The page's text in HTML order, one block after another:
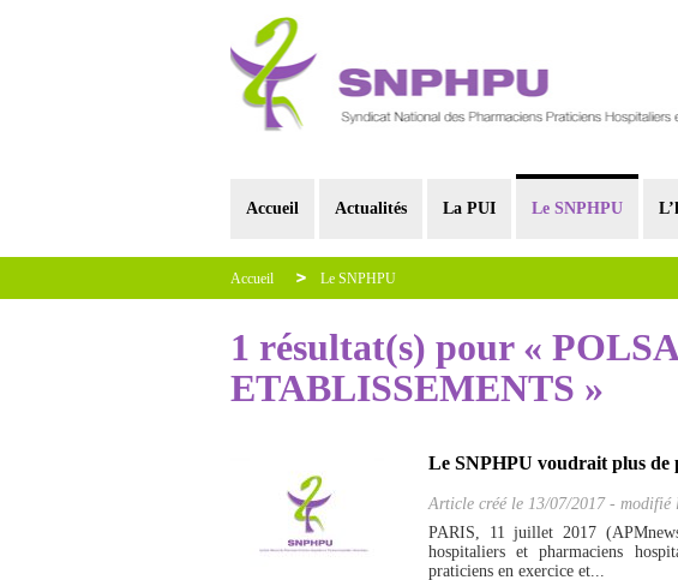
Accueil Actualités La PUI Le SNPHPU
Accueil Le SNPHPU
1 résultat(s) pour «
ETABLISSEMENTS »
Le SNPHPU voudrait plus de
Article créé le 13/07/2017- modifié
PARIS, 11 juillet 2017
hospitaliers et pharmaciens
praticiens en exercice et...